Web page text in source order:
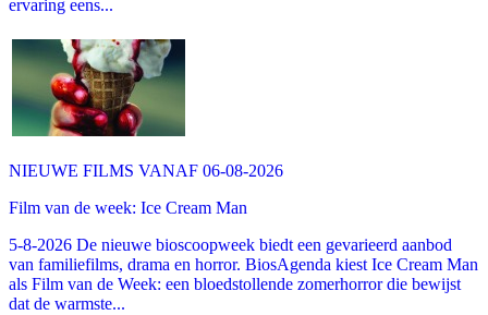
ervaring eens...
NIEUWE FILMS VANAF 06-08-2026
Film van de week: Ice Cream Man
5-8-2026 De nieuwe bioscoopweek biedt een gevarieerd aanbod
van familiefilms, drama en horror. BiosAgenda kiest Ice Cream Man
als Film van de Week: een bloedstollende zomerhorror die bewijst
dat de warmste...